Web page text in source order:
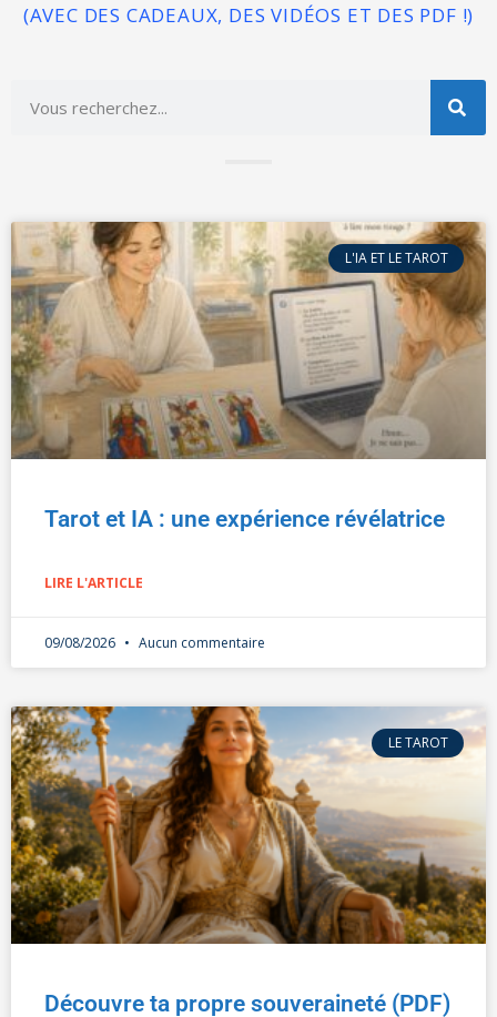
(AVEC DES CADEAUX, DES VIDÉOS ET DES PDF !)
L'IA ET LE TAROT
Tarot et IA : une expérience révélatrice
LIRE L'ARTICLE
09/08/2026 Aucun commentaire
LE TAROT
Découvre ta propre souveraineté (PDF)